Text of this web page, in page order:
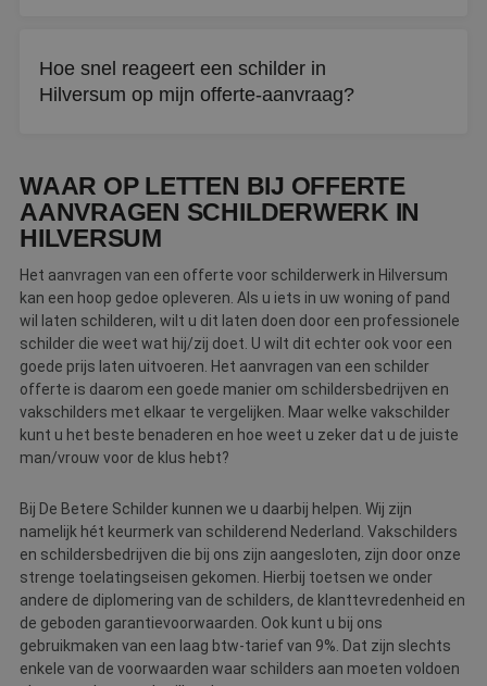
met een offerte.
Hoe snel reageert een schilder in
Hilversum op mijn offerte-aanvraag?
bemiddelaar voor u aan de slag.
WAAR OP LETTEN BIJ OFFERTE
AANVRAGEN SCHILDERWERK IN
HILVERSUM
Het aanvragen van een offerte voor schilderwerk in Hilversum
kan een hoop gedoe opleveren. Als u iets in uw woning of pand
wil laten schilderen, wilt u dit laten doen door een professionele
schilder die weet wat hij/zij doet. U wilt dit echter ook voor een
goede prijs laten uitvoeren. Het aanvragen van een schilder
offerte is daarom een goede manier om schildersbedrijven en
vakschilders met elkaar te vergelijken. Maar welke vakschilder
kunt u het beste benaderen en hoe weet u zeker dat u de juiste
man/vrouw voor de klus hebt?
Bij De Betere Schilder kunnen we u daarbij helpen. Wij zijn
namelijk hét keurmerk van schilderend Nederland. Vakschilders
en schildersbedrijven die bij ons zijn aangesloten, zijn door onze
strenge toelatingseisen gekomen. Hierbij toetsen we onder
andere de diplomering van de schilders, de klanttevredenheid en
de geboden garantievoorwaarden. Ook kunt u bij ons
gebruikmaken van een laag btw-tarief van 9%. Dat zijn slechts
enkele van de voorwaarden waar schilders aan moeten voldoen